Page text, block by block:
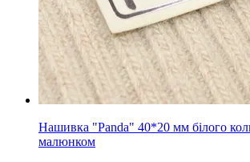
Нашивка "Panda" 40*20 мм білого
малюнком